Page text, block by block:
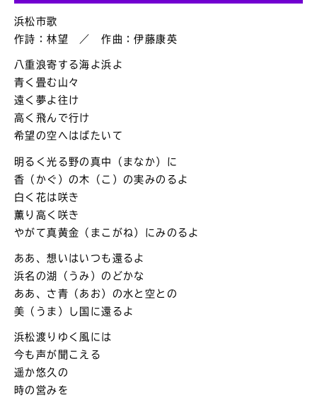
浜松市歌
作詩：林望 ／ 作曲：伊藤康英
八重浪寄する海よ浜よ
青く畳む山々
遠く夢よ往け
高く飛んで行け
希望の空へはばたいて
明るく光る野の真中（まなか）に
香（かぐ）の木（こ）の実みのるよ
白く花は咲き
薫り高く咲き
やがて真黄金（まこがね）にみのるよ
ああ、想いはいつも還るよ
浜名の湖（うみ）のどかな
ああ、さ青（あお）の水と空との
美（うま）し国に還るよ
浜松渡りゆく風には
今も声が聞こえる
遥か悠久の
時の営みを